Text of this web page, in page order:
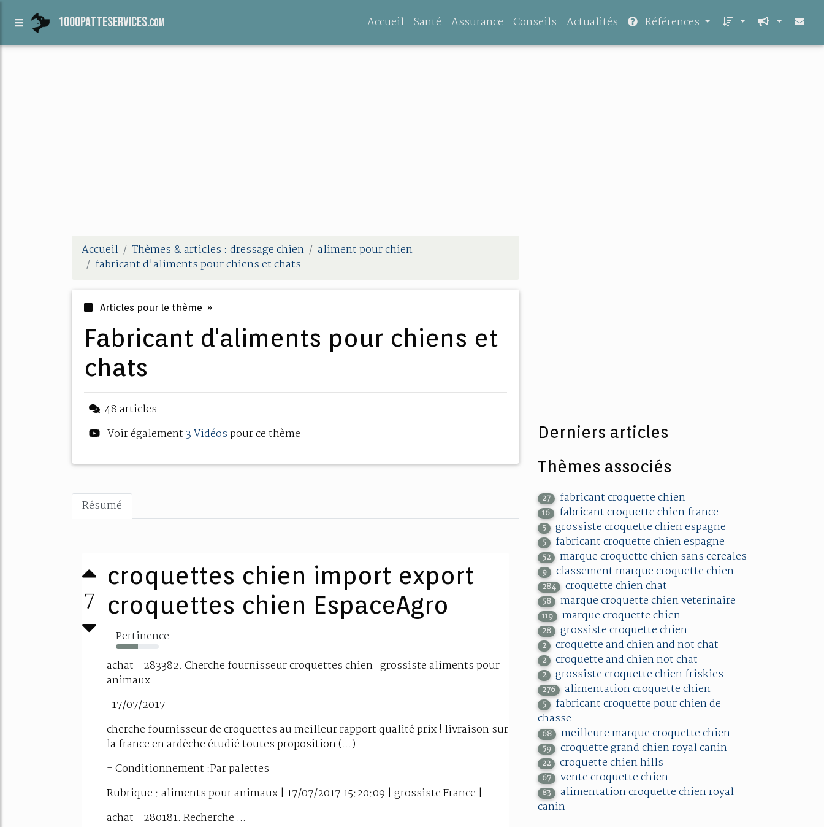
1000patteservices.com Accueil Santé Assurance Conseils Actualités Références
Accueil Thèmes & articles : dressage chien
aliment pour chien
fabricant d'aliments pour chiens et chats
Articles pour le thème »
fabricant d'aliments pour chiens et
chats
48 articles
Voir également 3 Vidéospour ce thème
Résumé
7
croquettes chien import export
croquettes chien EspaceAgro
Pertinence
52%
achat 283382. Cherche fournisseur croquettes chien grossiste aliments pour
animaux
17/07/2017
cherche fournisseur de croquettes au meilleur rapport qualité prix ! livraison sur
la france en ardèche étudié toutes proposition (...)
- Conditionnement :Par palettes
Rubrique : aliments pour animaux | 17/07/2017 15:20:09 | grossiste France |
achat 280181. Recherche ...
Derniers articles
Thèmes associés
27 fabricant croquette chien
16 fabricant croquette chien france
5 grossiste croquette chien espagne
5 fabricant croquette chien espagne
52 marque croquette chien sans cereales
9 classement marque croquette chien
284 croquette chien chat
58 marque croquette chien veterinaire
119 marque croquette chien
28 grossiste croquette chien
2 croquette and chien and not chat
2 croquette and chien not chat
2 grossiste croquette chien friskies
276 alimentation croquette chien
5
fabricant croquette pour chien de
chasse
68 meilleure marque croquette chien
59 croquette grand chien royal canin
22 croquette chien hills
67 vente croquette chien
83
alimentation croquette chien royal
canin